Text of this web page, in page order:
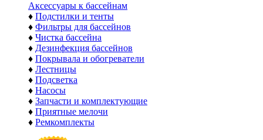
Аксессуары к бассейнам
♦ Подстилки и тенты
♦ Фильтры для бассейнов
♦ Чистка бассейна
♦ Дезинфекция бассейнов
♦ Покрывала и обогреватели
♦ Лестницы
♦ Подсветка
♦ Насосы
♦ Запчасти и комплектующие
♦ Приятные мелочи
♦ Ремкомплекты